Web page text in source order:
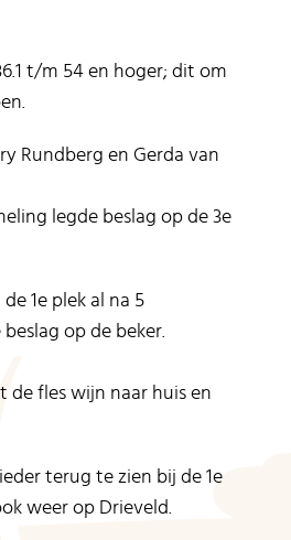
t/m 54 en hoger; dit om
Rundberg en Gerda van
legde beslag op de 3e
1e plek al na 5
op de beker.
de fles wijn naar huis en
terug te zien bij de 1e
weer op Drieveld.